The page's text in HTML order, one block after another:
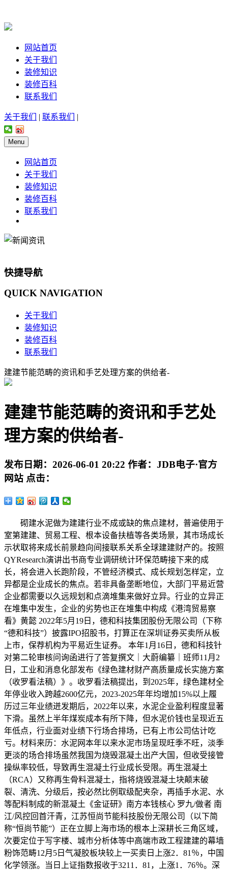
网站首页
关于我们
装修知识
装修百科
联系我们
关于我们 | 联系我们 |
Menu
网站首页
关于我们
装修知识
装修百科
联系我们
快捷导航
QUICK NAVIGATION
关于我们
装修知识
装修百科
联系我们
建建节能范畴的资讯和手艺处理方案的供给者-
建建节能范畴的资讯和手艺处
理方案的供给者-
发布日期： 2026-06-01 20:22 作者： JDB电子·官方
网站 点击：
砌建水泥做为建建行业不成或缺的焦点建材，普遍使用于
室第建建、贸易工程、根本设备扶植等各类场景，其市场成长
示状取将来成长前景趋向间接联系关系全球建建财产的。按照
QYResearch演讲出书商专业调研统计环保范畴接下来的成
长，将会进入长跑阶段，不管经济模式、成长规划怎样定，立
异都是企业成长的焦点。若非具备垄断地位，大部门平易近营
企业都需要以久远规划和点滴堆集来做好立异。行业的立异正
在堆集中发生，企业的劣势也正在堆集中构成《港湾贸易察
看》黄懿 2022年5月19日，德和科技集团股份无限公司（下称
“德和科技”）披露IPO招股书，打算正在深圳证券买卖所从板
上市，保荐机构为平易近生证券。 本年1月16日，德和科技针
对第二轮审核问询函进行了答复撰文｜大蔚编纂｜班师11月2
日，工业和消息化部发布《绿色建材财产高质量成长实施方案
（收罗看法稿）》。收罗看法稿提出，到2025年，绿色建材全
年停业收入跨越2600亿元，2023-2025年年均增加15%以上履
历过三年业绩迸发期后，2022年以来，水泥企业盈利程度显著
下滑。虽然上半年煤炭成本有所下降，但水泥价钱也呈现近五
年低点，行业面对业绩下行场合排场，已有上市公司估计吃
亏。材料来历：水泥网本年以来水泥市场呈现旺季不旺，淡季
更淡的场合排场虽然我国为烧毁混凝土出产大国，但收受接管
操纵率较低，导致再生混凝土行业成长受限。再生混凝土
（RCA）又称再生骨料混凝土，指将烧毁混凝土块颠末破
裂、清洗、分级后，按必然比例取级配夹杂，再插手水泥、水
等配料制成的新混凝土《金证研》南方本钱核心 罗九/做者 南
江/风控回首汗青，江苏恒尚节能科技股份无限公司（以下简
称“恒尚节能”）正在立脚上海市场的根本上深耕长三角区域，
次要定位于写字楼、城市分析体等中高端市政工程建建的幕墙
粉饰范畴12月5日气凝胶板块较上一买卖日上涨2．81％，中国
化学领涨。当日上证指数报收于3211．81，上涨1．76％。深